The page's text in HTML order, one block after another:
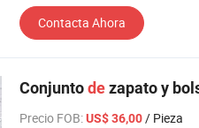
Contacta Ahora
Conjuntodezapato y
Precio FOB:US$ 36,00/ Pieza